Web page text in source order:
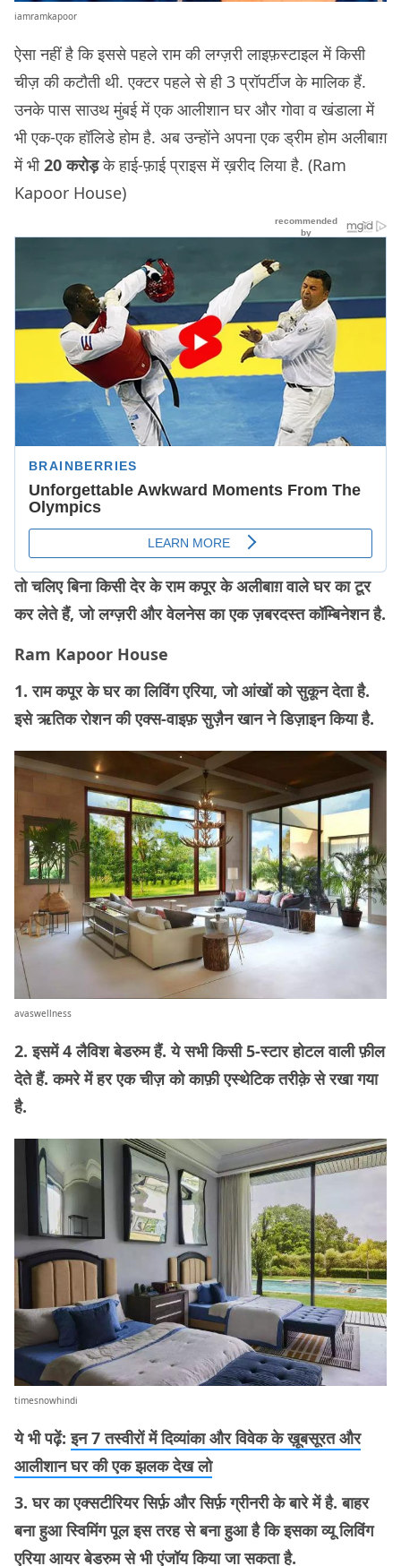
iamramkapoor
ऐसा नहीं है कि इससे पहले राम की लग्ज़री लाइफ़स्टाइल में किसी
चीज़ की कटौती थी. एक्टर पहले से ही 3 प्रॉपर्टीज के मालिक हैं.
उनके पास साउथ मुंबई में एक आलीशान घर और गोवा व खंडाला में
भी एक-एक हॉलिडे होम है. अब उन्होंने अपना एक ड्रीम होम अलीबाग़
में भी20 करोड़के हाई-फ़ाई प्राइस में ख़रीद लिया है. (Ram
Kapoor House)
तो चलिए बिना किसी देर के राम कपूर के अलीबाग़ वाले घर का टूर
कर लेते हैं, जो लग्ज़री और वेलनेस का एक ज़बरदस्त कॉम्बिनेशन है.
Ram Kapoor House
1. राम कपूर के घर का लिविंग एरिया, जो आंखों को सुकून देता है.
इसे ऋतिक रोशन की एक्स-वाइफ़ सुज़ैन खान ने डिज़ाइन किया है.
avaswellness
2. इसमें 4 लैविश बेडरुम हैं. ये सभी किसी 5-स्टार होटल वाली फ़ील
देते हैं. कमरे में हर एक चीज़ को काफ़ी एस्थेटिक तरीक़े से रखा गया
है.
timesnowhindi
ये भी पढ़ें:इन 7 तस्वीरों में दिव्यांका और विवेक के ख़ूबसूरत और
आलीशान घर की एक झलक देख लो
3. घर का एक्सटीरियर सिर्फ़ और सिर्फ़ ग्रीनरी के बारे में है. बाहर
बना हुआ स्विमिंग पूल इस तरह से बना हुआ है कि इसका व्यू लिविंग
एरिया आयर बेडरुम से भी एंजॉय किया जा सकता है.